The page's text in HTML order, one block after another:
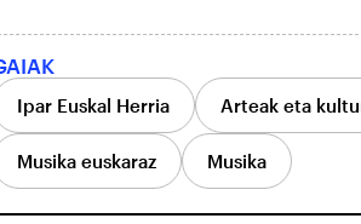
Ipar Euskal Herria Arteak eta
Musika euskaraz Musika